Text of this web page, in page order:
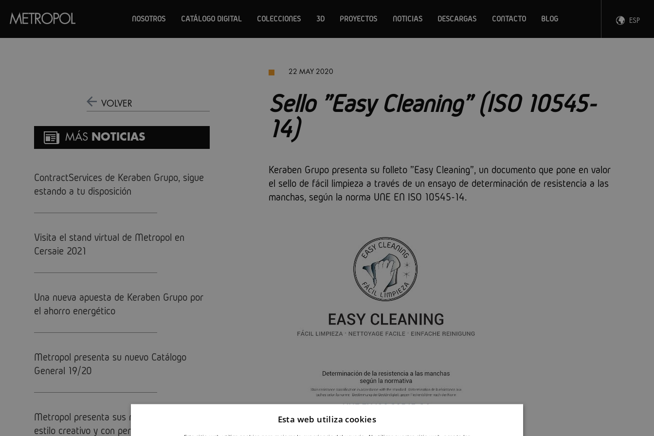
NOSOTROS CATÁLOGO DIGITAL COLECCIONES 3D PROYECTOS NOTICIAS DESCARGAS CONTACTO BLOG ESP
ENG
VOLVER
MÁS NOTICIAS
ContractServices de Keraben Grupo, sigue
estando a tu disposición
Visita el stand virtual de Metropol en
Cersaie 2021
Una nueva apuesta de Keraben Grupo por
el ahorro energético
Metropol presenta su nuevo Catálogo
General 19/20
Metropol presenta sus nuevas colecciones:
estilo creativo y con personalidad propia
22 MAY 2020
Sello "Easy Cleaning" (ISO 10545-
14)
Keraben Grupo presenta su folleto "Easy Cleaning", un documento que pone en valor
el sello de fácil limpieza a través de un ensayo de determinación de resistencia a las
manchas, según la norma UNE EN ISO 10545-14.
Esta web utiliza cookies